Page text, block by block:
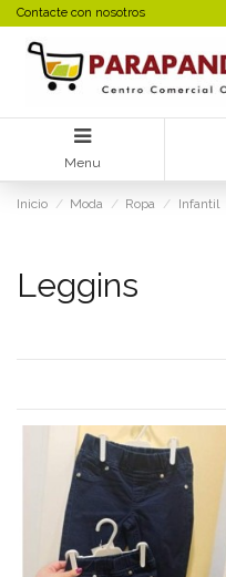
Contacte con nosotros
Menu
Inicio Moda Ropa Infantil
Leggins